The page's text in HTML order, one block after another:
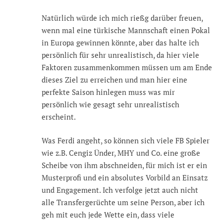
Natürlich würde ich mich rießg darüber freuen,
wenn mal eine türkische Mannschaft einen Pokal
in Europa gewinnen könnte, aber das halte ich
persönlich für sehr unrealistisch, da hier viele
Faktoren zusammenkommen müssen um am Ende
dieses Ziel zu erreichen und man hier eine
perfekte Saison hinlegen muss was mir
persönlich wie gesagt sehr unrealistisch
erscheint.
Was Ferdi angeht, so können sich viele FB Spieler
wie z.B. Cengiz Ünder, MHY und Co. eine große
Scheibe von ihm abschneiden, für mich ist er ein
Musterprofi und ein absolutes Vorbild an Einsatz
und Engagement. Ich verfolge jetzt auch nicht
alle Transfergerüchte um seine Person, aber ich
geh mit euch jede Wette ein, dass viele